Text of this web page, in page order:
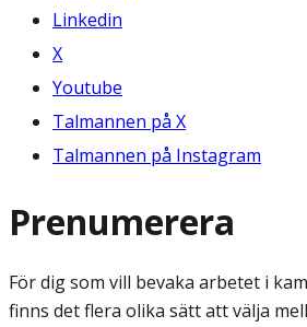
Linkedin
X
Youtube
Talmannen på X
Talmannen på Instagram
Prenumerera
För dig som vill bevaka arbetet i
finns det flera olika sätt att välja